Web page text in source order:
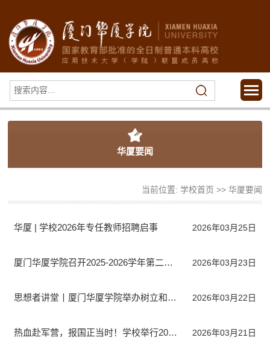
华厦要闻
当前位置: 学校首页 >> 华厦要闻
华厦 | 学校2026年专任教师招聘启事 2026年03月25日
厦门华厦学院召开2025-2026学年第二学期辅导员工作会议 2026年03月23日
思想者讲堂丨厦门华厦学院举办树立和践行正确政绩观学习教育... 2026年03月22日
热血赴军营，报国正当时！学校举行2026年春季新兵入伍欢送会 2026年03月21日